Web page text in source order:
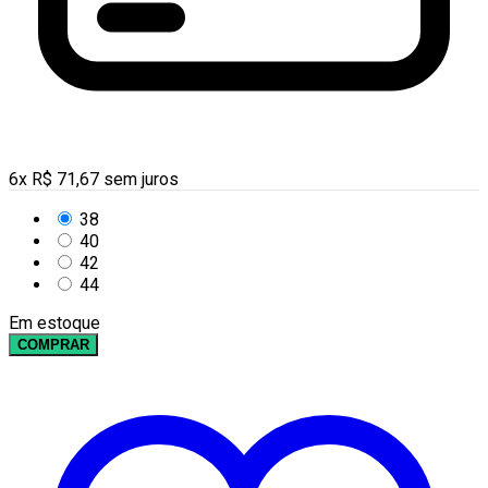
6x R$ 71,67 sem juros
38
40
42
44
Em estoque
COMPRAR